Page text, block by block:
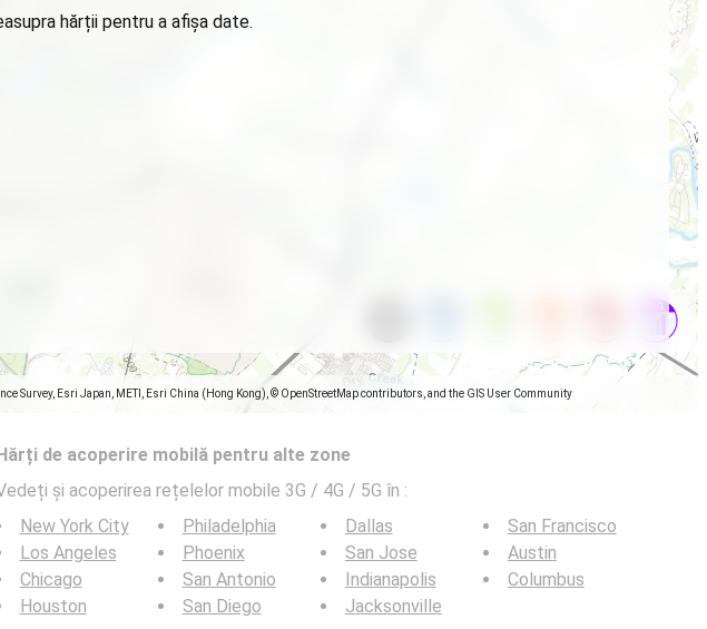
Survey, Esri Japan, METI, Esri China (Hong Kong), © OpenStreetMap contributors, and the GIS User Community
hărții pentru a afișa date.
de acoperire mobilă pentru alte zone
și acoperirea rețelelor mobile 3G / 4G / 5G în :
New York City
Los Angeles
Chicago
Houston
Philadelphia
Phoenix
San Antonio
San Diego
Dallas
San Jose
Indianapolis
Jacksonville
San Francisco
Austin
Columbus